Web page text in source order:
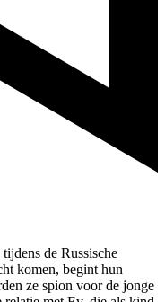
de Russische
komen, begint hun
ze spion voor de jonge